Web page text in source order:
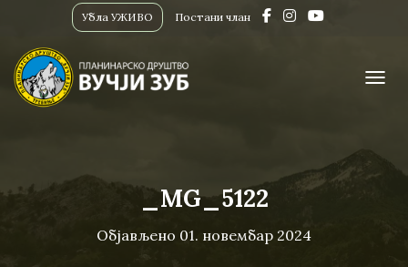
Убла УЖИВО Постани члан
_MG_5122
Објављено 01. новембар 2024